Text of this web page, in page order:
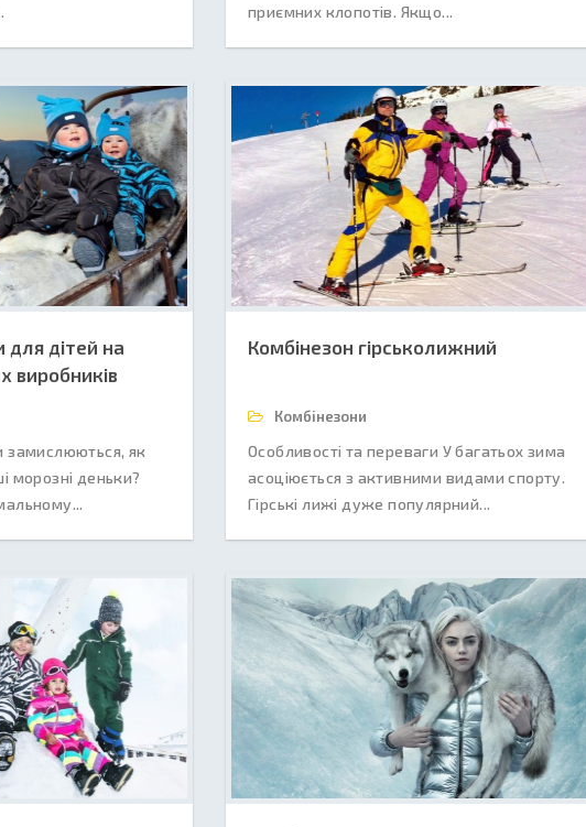
приємних клопотів. Якщо...
для дітей на
виробників
замислюються, як
морозні деньки?
Комбінезон гірськолижний
Комбінезони
Особливості та переваги У багатьох зима
асоціюється з активними видами спорту.
Гірські лижі дуже популярний...